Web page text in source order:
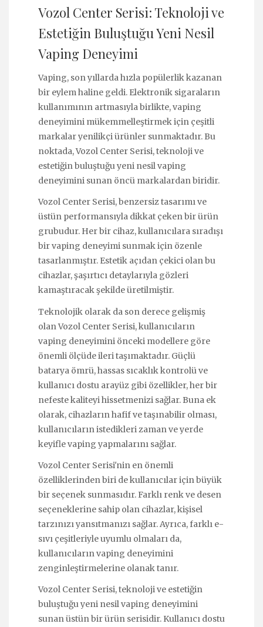
Vozol Center Serisi: Teknoloji ve
Estetiğin Buluştuğu Yeni Nesil
Vaping Deneyimi
Vaping, son yıllarda hızla popülerlik kazanan
bir eylem haline geldi. Elektronik sigaraların
kullanımının artmasıyla birlikte, vaping
deneyimini mükemmelleştirmek için çeşitli
markalar yenilikçi ürünler sunmaktadır. Bu
noktada, Vozol Center Serisi, teknoloji ve
estetiğin buluştuğu yeni nesil vaping
deneyimini sunan öncü markalardan biridir.
Vozol Center Serisi, benzersiz tasarımı ve
üstün performansıyla dikkat çeken bir ürün
grubudur. Her bir cihaz, kullanıcılara sıradışı
bir vaping deneyimi sunmak için özenle
tasarlanmıştır. Estetik açıdan çekici olan bu
cihazlar, şaşırtıcı detaylarıyla gözleri
kamaştıracak şekilde üretilmiştir.
Teknolojik olarak da son derece gelişmiş
olan Vozol Center Serisi, kullanıcıların
vaping deneyimini önceki modellere göre
önemli ölçüde ileri taşımaktadır. Güçlü
batarya ömrü, hassas sıcaklık kontrolü ve
kullanıcı dostu arayüz gibi özellikler, her bir
nefeste kaliteyi hissetmenizi sağlar. Buna ek
olarak, cihazların hafif ve taşınabilir olması,
kullanıcıların istedikleri zaman ve yerde
keyifle vaping yapmalarını sağlar.
Vozol Center Serisi'nin en önemli
özelliklerinden biri de kullanıcılar için büyük
bir seçenek sunmasıdır. Farklı renk ve desen
seçeneklerine sahip olan cihazlar, kişisel
tarzınızı yansıtmanızı sağlar. Ayrıca, farklı e-
sıvı çeşitleriyle uyumlu olmaları da,
kullanıcıların vaping deneyimini
zenginleştirmelerine olanak tanır.
Vozol Center Serisi, teknoloji ve estetiğin
buluştuğu yeni nesil vaping deneyimini
sunan üstün bir ürün serisidir. Kullanıcı dostu